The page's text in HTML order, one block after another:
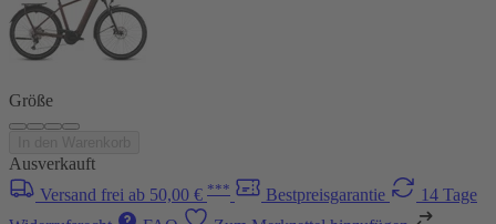
Größe
Ausverkauft
Versand frei ab 50,00 € *** Bestpreisgarantie
14 Tage